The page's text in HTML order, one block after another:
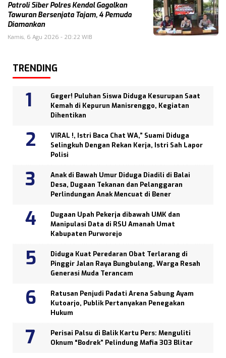
Patroli Siber Polres Kendal Gagalkan
Tawuran Bersenjata Tajam, 4 Pemuda
Diamankan
Kamis, 6 Agu 2026 - 20:22 WIB
TRENDING
Geger! Puluhan Siswa Diduga Kesurupan Saat
Kemah di Kepurun Manisrenggo, Kegiatan
Dihentikan
VIRAL !, Istri Baca Chat WA,” Suami Diduga
Selingkuh Dengan Rekan Kerja, Istri Sah Lapor
Polisi
Anak di Bawah Umur Diduga Diadili di Balai
Desa, Dugaan Tekanan dan Pelanggaran
Perlindungan Anak Mencuat di Bener
Dugaan Upah Pekerja dibawah UMK dan
Manipulasi Data di RSU Amanah Umat
Kabupaten Purworejo
Diduga Kuat Peredaran Obat Terlarang di
Pinggir Jalan Raya Bungbulang, Warga Resah
Generasi Muda Terancam
Ratusan Penjudi Padati Arena Sabung Ayam
Kutoarjo, Publik Pertanyakan Penegakan
Hukum
Perisai Palsu di Balik Kartu Pers: Menguliti
Oknum “Bodrek” Pelindung Mafia 303 Blitar